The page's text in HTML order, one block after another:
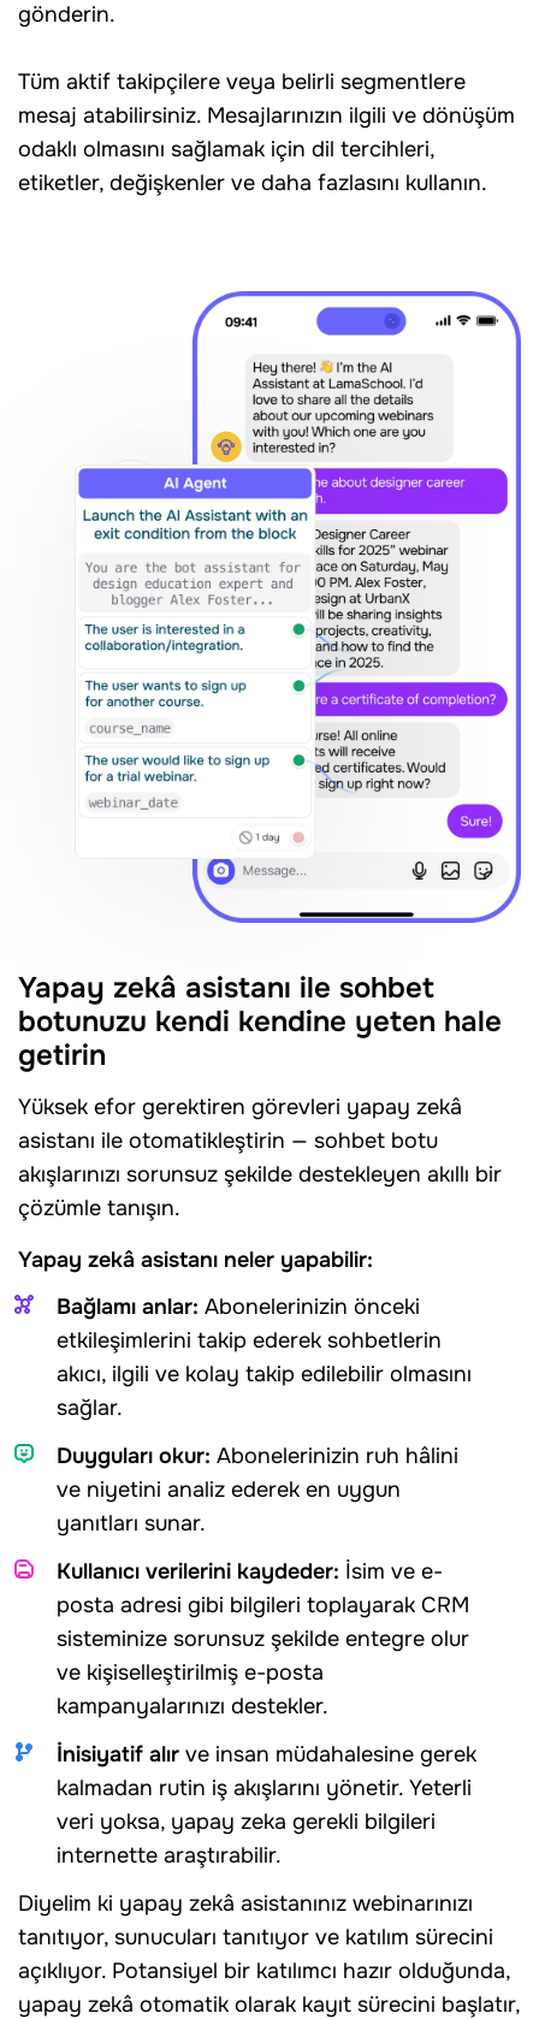
gönderin.
Tüm aktif takipçilere veya belirli segmentlere
mesaj atabilirsiniz. Mesajlarınızın ilgili ve dönüşüm
odaklı olmasını sağlamak için dil tercihleri,
etiketler, değişkenler ve daha fazlasını kullanın.
Yapay zekâ asistanı ile sohbet
botunuzu kendi kendine yeten hale
getirin
Yüksek efor gerektiren görevleri yapay zekâ
asistanı ile otomatikleştirin — sohbet botu
akışlarınızı sorunsuz şekilde destekleyen akıllı bir
çözümle tanışın.
Yapay zekâ asistanı neler yapabilir:
Bağlamı anlar: Abonelerinizin önceki
etkileşimlerini takip ederek sohbetlerin
akıcı, ilgili ve kolay takip edilebilir olmasını
sağlar.
Duyguları okur: Abonelerinizin ruh hâlini
ve niyetini analiz ederek en uygun
yanıtları sunar.
Kullanıcı verilerini kaydeder: İsim ve e-
posta adresi gibi bilgileri toplayarak CRM
sisteminize sorunsuz şekilde entegre olur
ve kişiselleştirilmiş e-posta
kampanyalarınızı destekler.
İnisiyatif alır ve insan müdahalesine gerek
kalmadan rutin iş akışlarını yönetir. Yeterli
veri yoksa, yapay zeka gerekli bilgileri
internette araştırabilir.
Diyelim ki yapay zekâ asistanınız webinarınızı
tanıtıyor, sunucuları tanıtıyor ve katılım sürecini
açıklıyor. Potansiyel bir katılımcı hazır olduğunda,
yapay zekâ otomatik olarak kayıt sürecini başlatır,